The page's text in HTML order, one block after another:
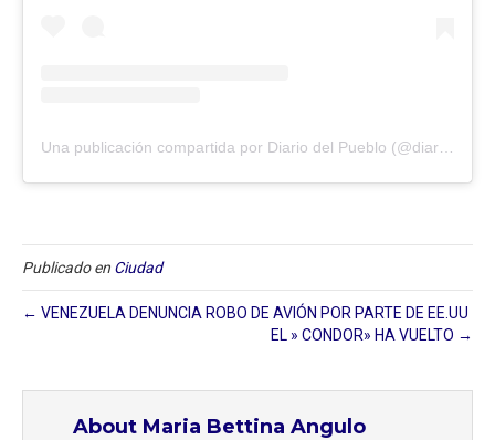
Publicado en Ciudad
← VENEZUELA DENUNCIA ROBO DE AVIÓN POR PARTE DE EE.UU
EL » CONDOR» HA VUELTO →
About Maria Bettina Angulo